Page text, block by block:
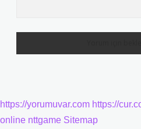
https://yorumuvar.com https://
online nttgame Sitemap